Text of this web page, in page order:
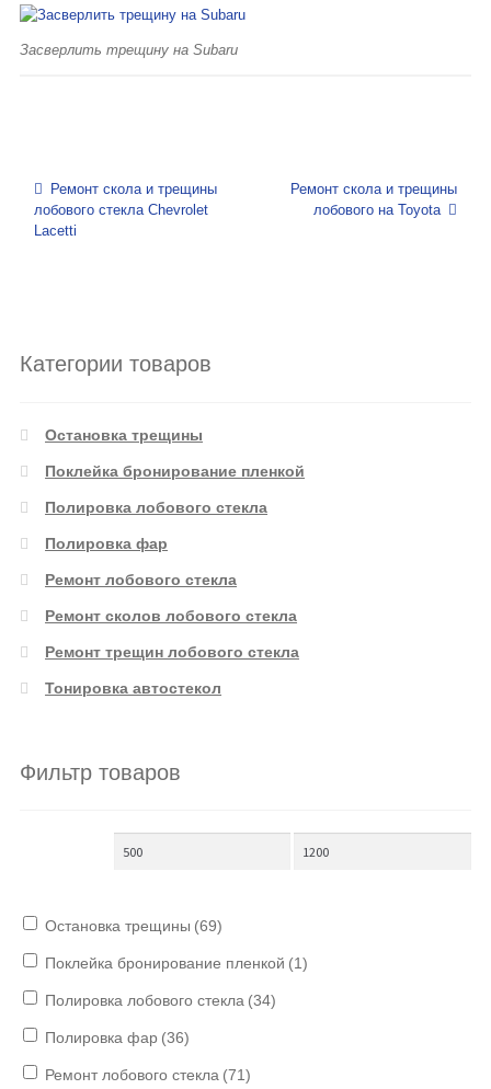
Засверлить трещину на Subaru
Навигация по записям
Ремонт скола и трещины
лобового стекла Chevrolet
Lacetti
Ремонт скола и трещины
лобового на Toyota
Категории товаров
Остановка трещины
Поклейка бронирование пленкой
Полировка лобового стекла
Полировка фар
Ремонт лобового стекла
Ремонт сколов лобового стекла
Ремонт трещин лобового стекла
Тонировка автостекол
Фильтр товаров
Остановка трещины (69)
Поклейка бронирование пленкой (1)
Полировка лобового стекла (34)
Полировка фар (36)
Ремонт лобового стекла (71)